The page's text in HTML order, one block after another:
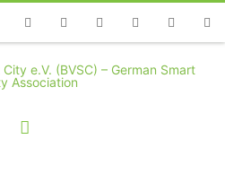
FacebookTwitterYoutubeInstagramLinkedin